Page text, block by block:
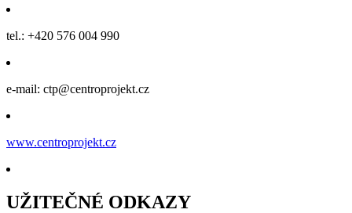
tel.: +420 576 004 990
e-mail: ctp@centroprojekt.cz
www.centroprojekt.cz
UŽITEČNÉ ODKAZY